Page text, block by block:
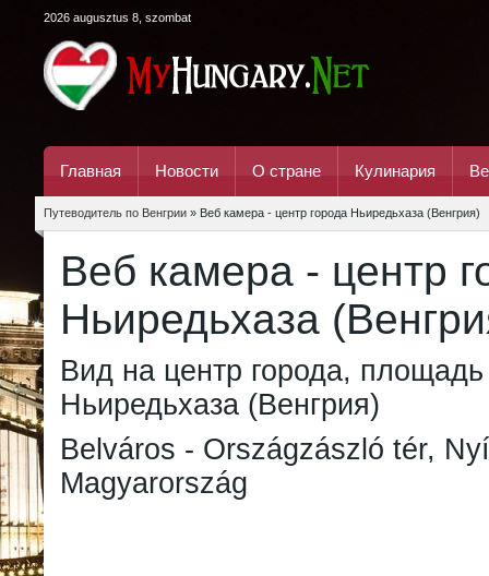
2026 augusztus 8, szombat
Главная Новости О стране Кулинария
Путеводитель по Венгрии » Веб камера - центр города Ньиредьхаза (Венгрия)
Веб камера - центр
Ньиредьхаза
Вид на центр города,
Ньиредьхаза (Венгрия)
Belváros - Országzászló tér,
Magyarország